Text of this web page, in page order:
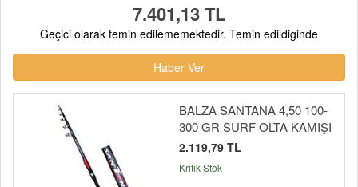
7.401,13 TL
Geçici olarak temin edilememektedir. Temin edildiginde
Haber Ver
BALZA SANTANA 4,50 100-
300 GR SURF OLTA KAMIŞI
2.119,79 TL
Kritik Stok